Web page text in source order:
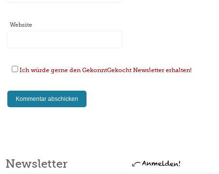
Website
Ich würde gerne den GekonntGekocht Newsletter erhalten!
Newsletter